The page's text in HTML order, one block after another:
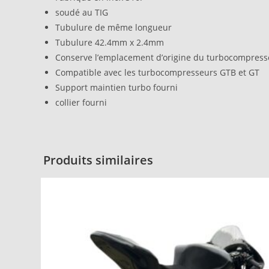
soudé au TIG
Tubulure de même longueur
Tubulure 42.4mm x 2.4mm
Conserve l’emplacement d’origine du
Compatible avec les turbocompresseurs GTB et GT
Support maintien turbo fourni
collier fourni
Produits similaires